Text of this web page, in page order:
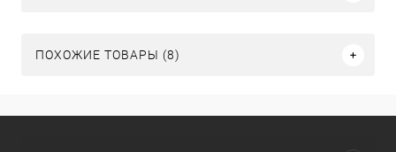
ПОХОЖИЕ ТОВАРЫ (8)